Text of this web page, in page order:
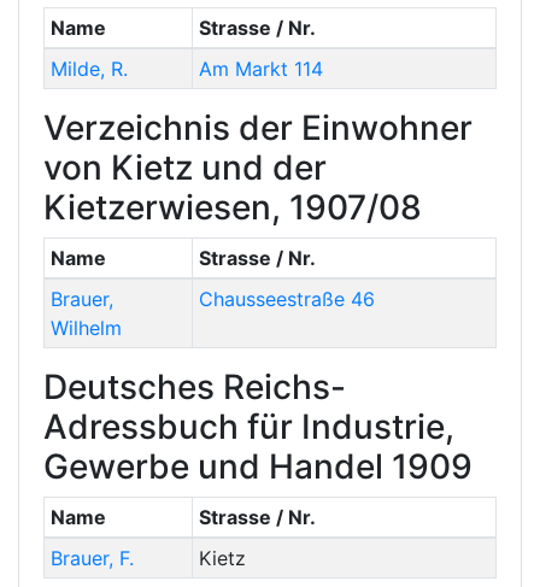
Name
Strasse / Nr.
Milde, R. Am Markt 114
Verzeichnis der Einwohner
von Kietz und der
Kietzerwiesen, 1907/08
Name
Strasse / Nr.
Brauer,
Wilhelm
Chausseestraße 46
Deutsches Reichs-
Adressbuch für Industrie,
Gewerbe und Handel 1909
Name
Strasse / Nr.
Brauer, F. Kietz